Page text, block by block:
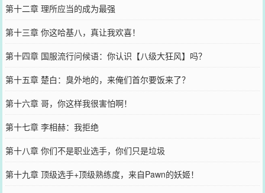
第十二章 理所应当的成为最强
第十三章 你这哈基八，真让我欢喜！
第十四章 国服流行问候语：你认识【八级大狂风】吗？
第十五章 楚白：臭外地的，来俺们首尔要饭来了？
第十六章 哥，你这样我很害怕啊！
第十七章 李相赫：我拒绝
第十八章 你们不是职业选手，你们只是垃圾
第十九章 顶级选手+顶级熟练度，来自Pawn的妖姬！